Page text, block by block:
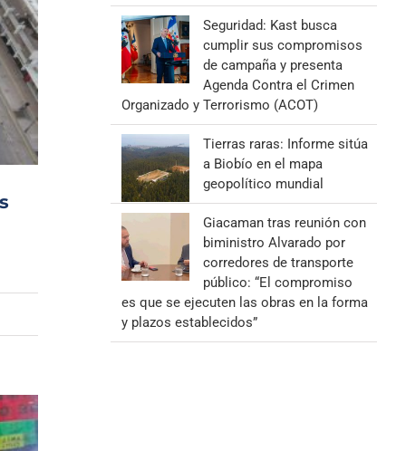
Seguridad: Kast busca
cumplir sus compromisos
de campaña y presenta
Agenda Contra el Crimen
Organizado y Terrorismo (ACOT)
Tierras raras: Informe sitúa
a Biobío en el mapa
geopolítico mundial
Giacaman tras reunión con
biministro Alvarado por
corredores de transporte
público: “El compromiso
es que se ejecuten las obras en la forma
y plazos establecidos”